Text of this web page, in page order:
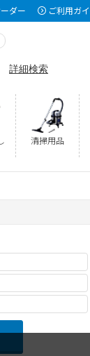
ダー ご利用ガ
詳細検索
清掃用品